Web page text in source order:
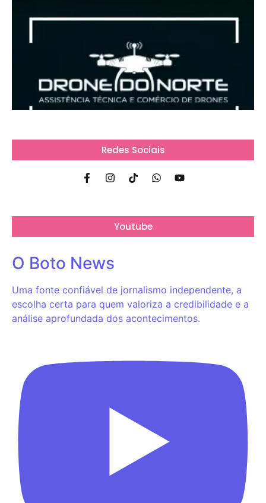
Redes Sociais
Youtube
O Boto News
Uma fonte confiável de jornalismo independente, a
escolha certa para quem valoriza a credibilidade e a
análise aprofundada dos acontecimentos.